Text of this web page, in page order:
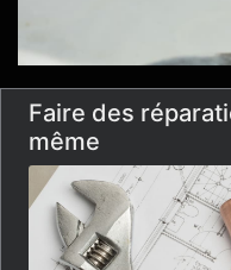
Faire des
même